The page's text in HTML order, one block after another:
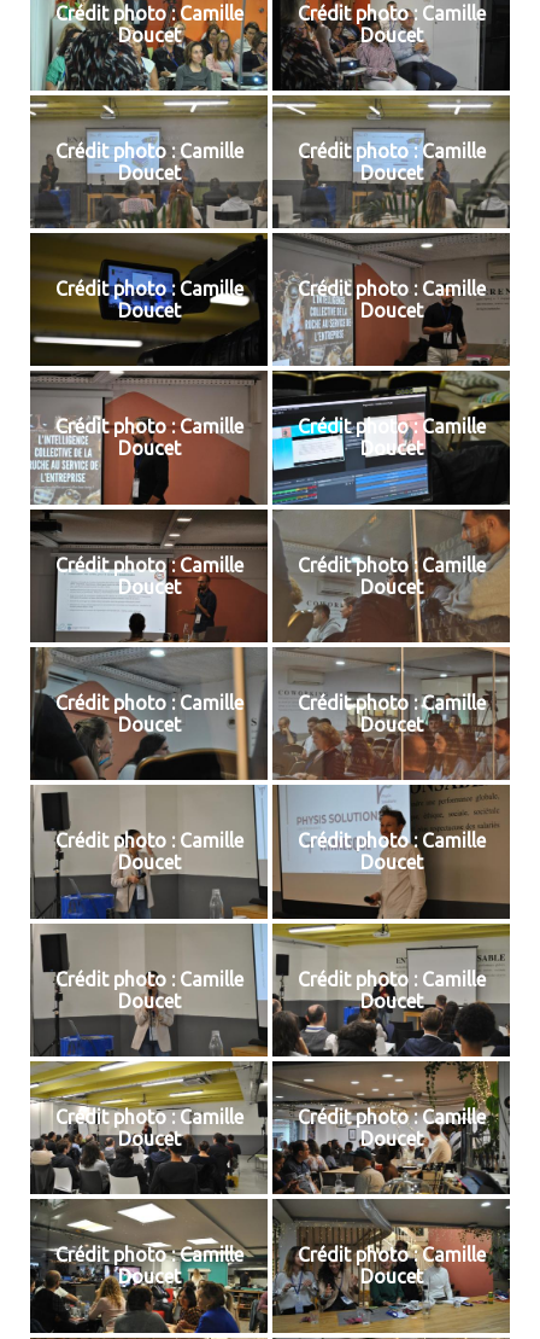
Crédit photo : Camille
Doucet
Crédit photo : Camille
Doucet
Crédit photo : Camille
Doucet
Crédit photo : Camille
Doucet
Crédit photo : Camille
Doucet
Crédit photo : Camille
Doucet
Crédit photo : Camille
Doucet
Crédit photo : Camille
Doucet
Crédit photo : Camille
Doucet
Crédit photo : Camille
Doucet
Crédit photo : Camille
Doucet
Crédit photo : Camille
Doucet
Crédit photo : Camille
Doucet
Crédit photo : Camille
Doucet
Crédit photo : Camille
Doucet
Crédit photo : Camille
Doucet
Crédit photo : Camille
Doucet
Crédit photo : Camille
Doucet
Crédit photo : Camille
Doucet
Crédit photo : Camille
Doucet